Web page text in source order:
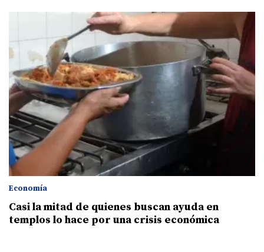
Economía
Casi la mitad de quienes buscan ayuda en
templos lo hace por una crisis económica